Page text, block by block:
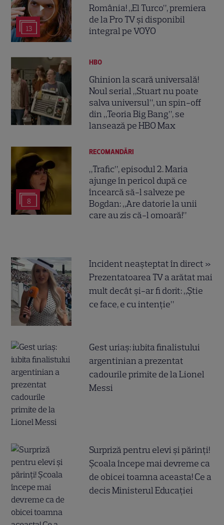
13
România! „El Turco”, premiera
de la Pro TV și disponibil
integral pe VOYO
HBO
Ghinion la scară universală!
Noul serial „Stuart nu poate
salva universul”, un spin-off
din „Teoria Big Bang”, se
lansează pe HBO Max
8
RECOMANDĂRI
„Trafic”, episodul 2. Maria
ajunge în pericol după ce
încearcă să-l salveze pe
Bogdan: „Are datorie la unii
care au zis că-l omoară!”
Incident neașteptat în direct »
Prezentatoarea TV a arătat mai
mult decât și-ar fi dorit: „Știe
ce face, e cu intenție”
Gest uriaș: iubita finalistului
argentinian a prezentat
cadourile primite de la Lionel
Messi
Surpriză pentru elevi și părinți!
Școala începe mai devreme ca
de obicei toamna aceasta! Ce a
decis Ministerul Educației